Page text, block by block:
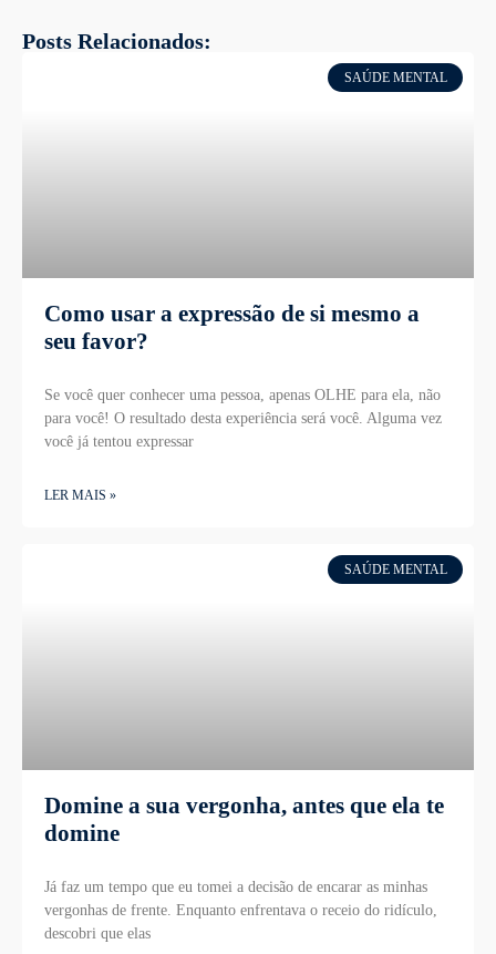
Posts Relacionados:
SAÚDE MENTAL
Como usar a expressão de si mesmo a
seu favor?
Se você quer conhecer uma pessoa, apenas OLHE para ela, não
para você! O resultado desta experiência será você. Alguma vez
você já tentou expressar
LER MAIS »
SAÚDE MENTAL
Domine a sua vergonha, antes que ela te
domine
Já faz um tempo que eu tomei a decisão de encarar as minhas
vergonhas de frente. Enquanto enfrentava o receio do ridículo,
descobri que elas